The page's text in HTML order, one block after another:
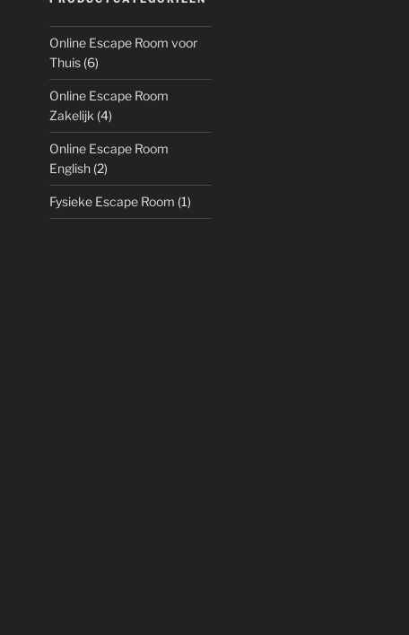
Online Escape Room voor
Thuis (6)
Online Escape Room
Zakelijk (4)
Online Escape Room
English (2)
Fysieke Escape Room (1)